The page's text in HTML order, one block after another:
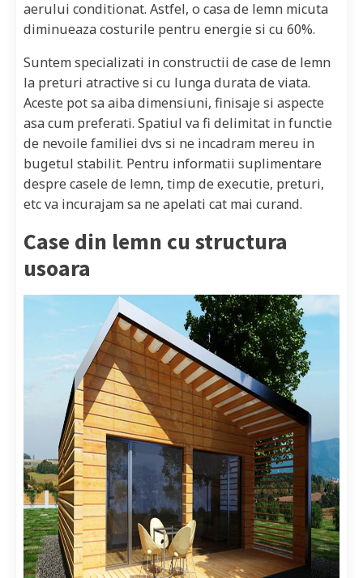
aerului conditionat. Astfel, o casa de lemn micuta
diminueaza costurile pentru energie si cu 60%.
Suntem specializati in constructii de case de lemn
la preturi atractive si cu lunga durata de viata.
Aceste pot sa aiba dimensiuni, finisaje si aspecte
asa cum preferati. Spatiul va fi delimitat in functie
de nevoile familiei dvs si ne incadram mereu in
bugetul stabilit. Pentru informatii suplimentare
despre casele de lemn, timp de executie, preturi,
etc va incurajam sa ne apelati cat mai curand.
Case din lemn cu structura
usoara